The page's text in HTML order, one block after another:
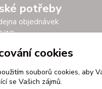
potřeby
objednávek
18
nad Labem
- 17.00
cookies
souborů cookies, aby
se Vašich zájmů.